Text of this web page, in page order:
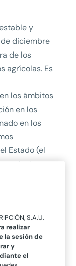
y
diciembre
de los
agrícolas. Es
los ámbitos
en los
en los
Estado (el
de
se
Legal
entonces
Autónomo,
S.A.U.
realizar
la sesión de
y
el